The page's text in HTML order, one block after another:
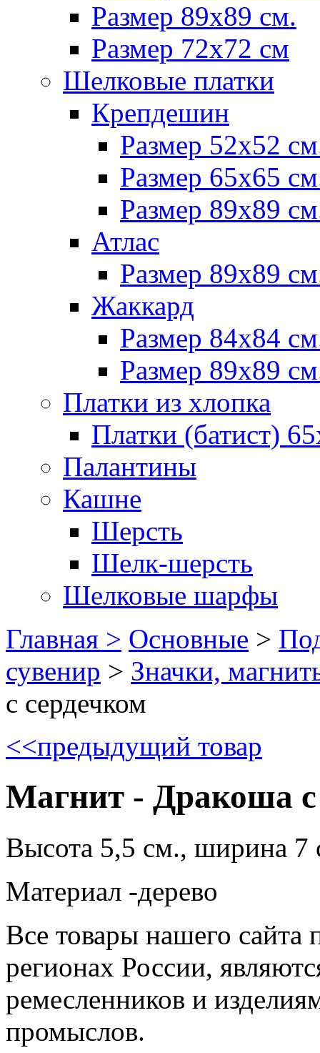
Размер 89х89 см.
Размер 72x72 см
Шелковые платки
Крепдешин
Размер 52х52
Размер 65х65
Размер 89х89
Атлас
Размер 89х89
Жаккард
Размер 84х84
Размер 89х89
Платки из хлопка
Платки (батист)
Палантины
Кашне
Шерсть
Шелк-шерсть
Шелковые шарфы
Главная > Основные >
сувенир > Значки,
с сердечком
<<предыдущий товар
Магнит - Дракоша с
Высота 5,5 см., ширина 7
Материал -дерево
Все товары нашего сайта
регионах России,
ремесленников и
промыслов.